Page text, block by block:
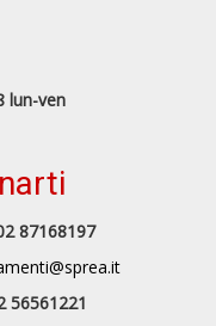
lun-ven
87168197
56561221